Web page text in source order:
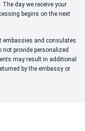
The day we receive your
begins on the next
embassies and consulates
provide personalized
may result in additional
by the embassy or